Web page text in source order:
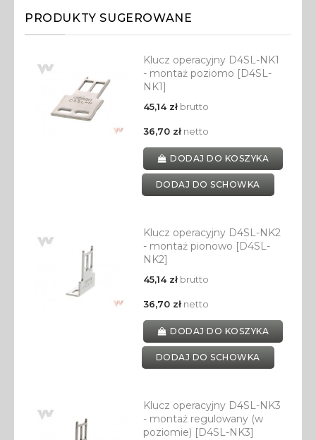
PRODUKTY SUGEROWANE
Klucz operacyjny D4SL-NK1
- montaż poziomo [D4SL-
NK1]
45,14 złbrutto
36,70 złnetto
DODAJ DO KOSZYKA
DODAJ DO SCHOWKA
Klucz operacyjny D4SL-NK2
- montaż pionowo [D4SL-
NK2]
45,14 złbrutto
36,70 złnetto
DODAJ DO KOSZYKA
DODAJ DO SCHOWKA
Klucz operacyjny D4SL-NK3
- montaż regulowany (w
poziomie) [D4SL-NK3]